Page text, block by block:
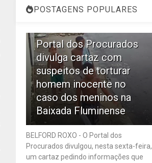
POSTAGENS POPULARES
Portal dos Procurados
divulga cartaz com
suspeitos de torturar
homem inocente no
caso dos meninos na
Baixada Fluminense
BELFORD ROXO - O Portal dos
Procurados divulgou, nesta sexta-feira,
um cartaz pedindo informações que